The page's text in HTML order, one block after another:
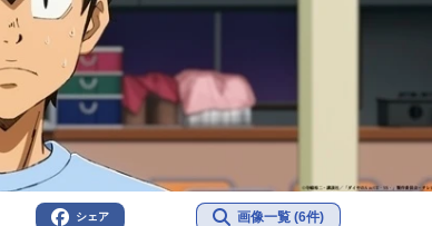
シェア 画像一覧 (6件)